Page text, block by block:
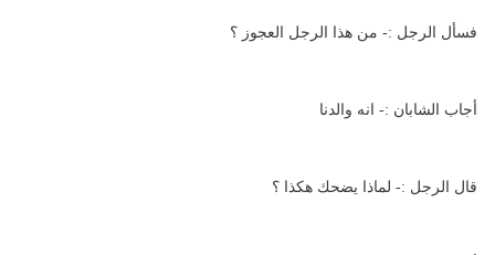
فسأل الرجل :- من هذا الرجل العجوز ؟
أجاب الشابان :- انه والدنا
قال الرجل :- لماذا يضحك هكذا ؟